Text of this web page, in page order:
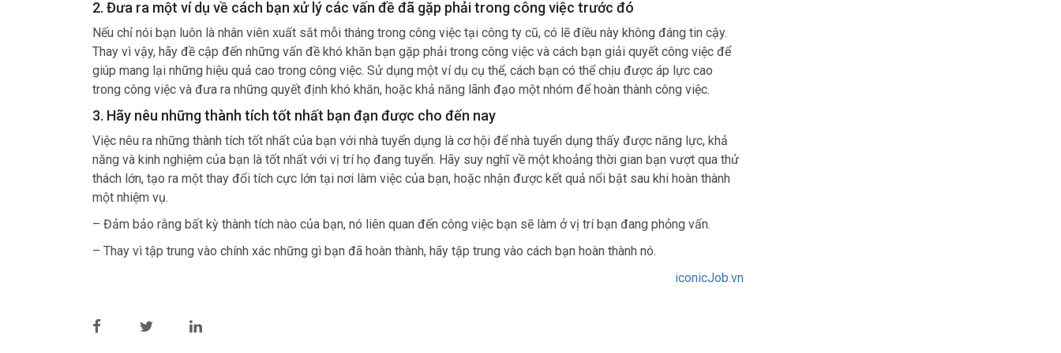
2. Đưa ra một ví dụ về cách bạn xử lý các vấn đề đã gặp phải trong công việc trước đó
Nếu chỉ nói bạn luôn là nhân viên xuất sắt mỗi tháng trong công việc tại công ty cũ, có lẽ điều này không đáng tin cậy.
Thay vì vậy, hãy đề cập đến những vấn đề khó khăn bạn gặp phải trong công việc và cách bạn giải quyết công việc để
giúp mang lại những hiệu quả cao trong công việc. Sử dụng một ví dụ cụ thể, cách bạn có thể chịu được áp lực cao
trong công việc và đưa ra những quyết định khó khăn, hoặc khả năng lãnh đạo một nhóm để hoàn thành công việc.
3. Hãy nêu những thành tích tốt nhất bạn đạn được cho đến nay
Việc nêu ra những thành tích tốt nhất của bạn với nhà tuyển dụng là cơ hội để nhà tuyển dụng thấy được năng lực, khả
năng và kinh nghiệm của bạn là tốt nhất với vị trí họ đang tuyển. Hãy suy nghĩ về một khoảng thời gian bạn vượt qua thử
thách lớn, tạo ra một thay đổi tích cực lớn tại nơi làm việc của bạn, hoặc nhận được kết quả nổi bật sau khi hoàn thành
một nhiệm vụ.
– Đảm bảo rằng bất kỳ thành tích nào của bạn, nó liên quan đến công việc bạn sẽ làm ở vị trí bạn đang phỏng vấn.
– Thay vì tập trung vào chính xác những gì bạn đã hoàn thành, hãy tập trung vào cách bạn hoàn thành nó.
iconicJob.vn